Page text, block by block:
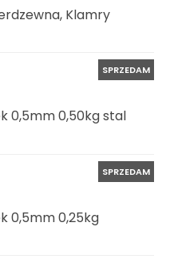
Klamry
SPRZEDAM
0,5mm 0,50kg stal
SPRZEDAM
0,5mm 0,25kg